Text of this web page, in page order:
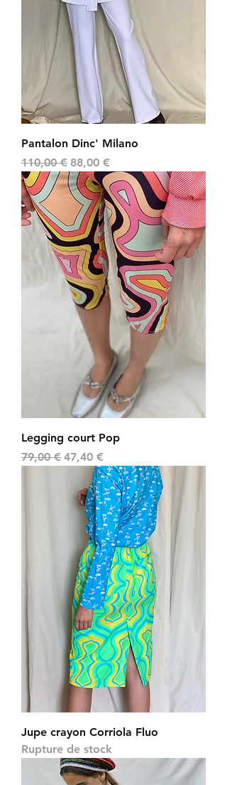
Pantalon Dinc' Milano
Prix original
110,00 € Prix promotionnel
88,00 €
Legging court Pop
Prix original
79,00 € Prix promotionnel
47,40 €
Jupe crayon Corriola Fluo
Rupture de stock